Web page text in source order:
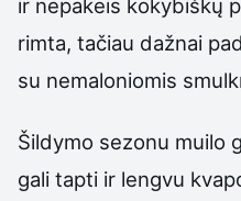
ir nepakeis kokybiškų
rimta, tačiau dažnai
su nemaloniomis
Šildymo sezonu muilo
gali tapti ir lengvu